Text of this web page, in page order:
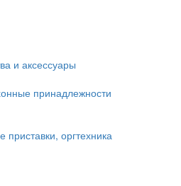
и аксессуары
принадлежности
оргтехника